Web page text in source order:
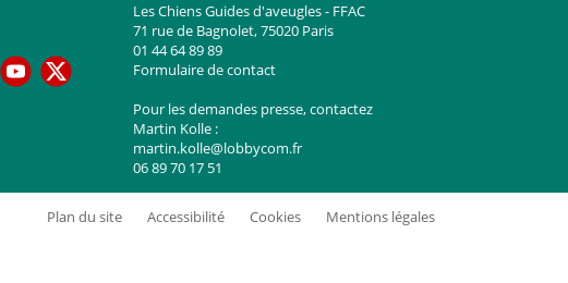
YoutubeTwitter
Les Chiens Guides d'aveugles - FFAC
71 rue de Bagnolet, 75020 Paris
01 44 64 89 89
Formulaire de contact
Pour les demandes presse, contactez
Martin Kolle :
martin.kolle@lobbycom.fr
06 89 70 17 51
Plan du site Accessibilité Cookies Mentions légales
Personnalisez vos préférences pour contrôler la manière dont vos informations sont